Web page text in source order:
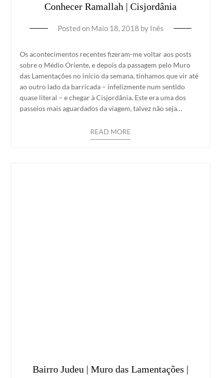
Conhecer Ramallah | Cisjordânia
Posted on Maio 18, 2018 by Inês
Os acontecimentos recentes fizeram-me voltar aos posts
sobre o Médio Oriente, e depois da passagem pelo Muro
das Lamentações no início da semana, tínhamos que vir até
ao outro lado da barricada – infelizmente num sentido
quase literal – e chegar à Cisjordânia. Este era uma dos
passeios mais aguardados da viagem, talvez não seja…
READ MORE
Bairro Judeu | Muro das Lamentações |